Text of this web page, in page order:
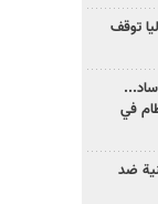
توقف
في
ضد